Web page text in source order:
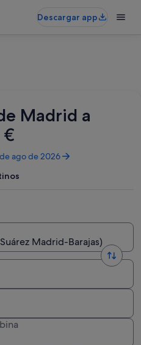
Descargar app
Madrid a
€
ago de 2026
Madrid-Barajas)